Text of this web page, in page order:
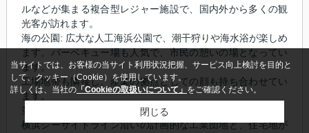
ルなどが集まる複合型レジャー施設で、国内外から多くの観
光客が訪れます。
海の公園: 広大な人工海浜公園で、潮干狩りや海水浴が楽しめ
ます。バーベキュー場も人気で、市民の憩いの場となってい
ます。
工場地帯も隣接し、産業の拠点としての顔も持ち合わせてい
ます。
並木・幸浦周辺:
横浜シーサイドライン沿いの計画的な工業団地と、住宅地が
当サイトでは、お客様の当サイト利用状況把握、サービス向上検討を目的と
して、クッキー（Cookie）を使用しています。
詳しくは、当社の 「Cookieの取扱いについて」 をご確認ください。
閉じる